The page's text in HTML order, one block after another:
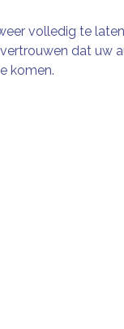
volledig te
dat uw
komen.